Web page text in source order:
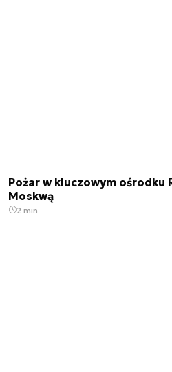
Pożar w kluczowym ośrodku
Moskwą
2 min.